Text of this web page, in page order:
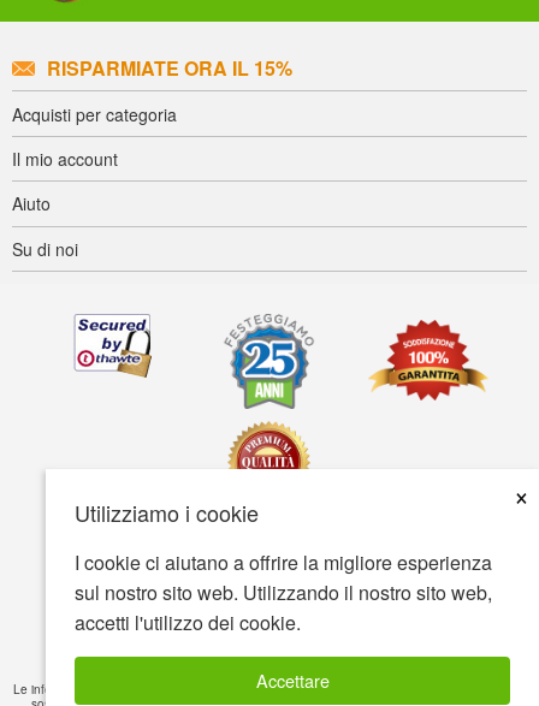
Utilizziamo i cookie
×
I cookie ci aiutano a offrire la migliore esperienza
sul nostro sito web. Utilizzando il nostro sito web,
accetti l'utilizzo dei cookie.
Accettare
RISPARMIATE ORA IL 15%
Acquisti per categoria
Il mio account
Aiuto
Su di noi
Accessibilità Termini d'uso Tutela della privacy
Tutela della sicurezza
© Copyright 2001-2026 BIOVEA. Tutti i diritti riservati
Le informazioni fornite su questo sito sono solamente a scopo cognitivo e non sono intese a